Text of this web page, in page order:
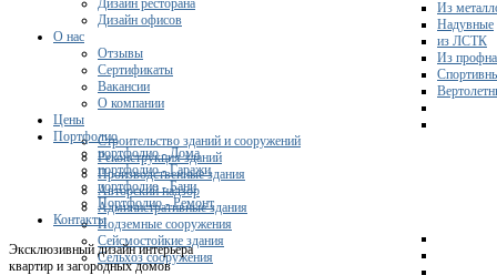
Из
Надувные
из ЛСТК
Из
Строительство зданий и сооружений
Реконструкция зданий
Производственные здания
Авторский надзор
Административные здания
Подземные сооружения
Сейсмостойкие здания
Сельхоз сооружения
Дизайн ресторана
Дизайн офисов
О нас
Отзывы
Сертификаты
Вакансии
О компании
Цены
Портфолио
портфолио - Дома
портфолио - Гаражи
портфолио - Бани
Портфолио - Ремонт
Контакты
Эксклюзивный дизайн интерьера
квартир и загородных домов